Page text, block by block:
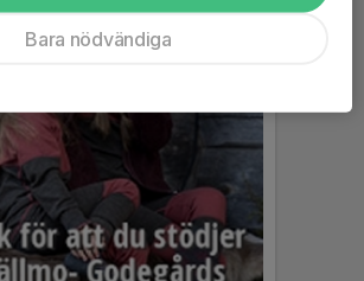
Bara nödvändiga